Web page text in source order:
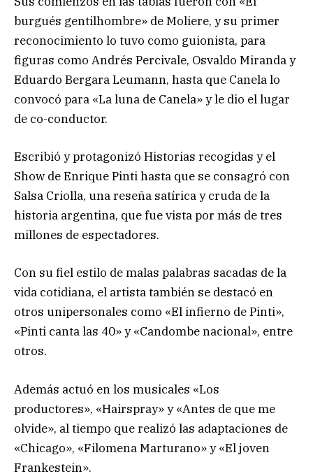
burgués gentilhombre» de Moliere, y su primer
reconocimiento lo tuvo como guionista, para
figuras como Andrés Percivale, Osvaldo Miranda y
Eduardo Bergara Leumann, hasta que Canela lo
convocó para «La luna de Canela» y le dio el lugar
de co-conductor.
Escribió y protagonizó Historias recogidas y el
Show de Enrique Pinti hasta que se consagró con
Salsa Criolla, una reseña satírica y cruda de la
historia argentina, que fue vista por más de tres
millones de espectadores.
Con su fiel estilo de malas palabras sacadas de la
vida cotidiana, el artista también se destacó en
otros unipersonales como «El infierno de Pinti»,
«Pinti canta las 40» y «Candombe nacional», entre
otros.
Además actuó en los musicales «Los
productores», «Hairspray» y «Antes de que me
olvide», al tiempo que realizó las adaptaciones de
«Chicago», «Filomena Marturano» y «El joven
Frankestein».